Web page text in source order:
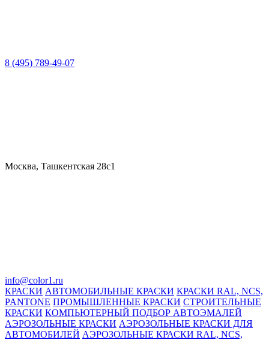
8 (495) 789-49-07
Москва, Ташкентская 28с1
info@color1.ru
КРАСКИ АВТОМОБИЛЬНЫЕ КРАСКИ КРАСКИ RAL, NCS,
PANTONE ПРОМЫШЛЕННЫЕ КРАСКИ СТРОИТЕЛЬНЫЕ
КРАСКИ КОМПЬЮТЕРНЫЙ ПОДБОР АВТОЭМАЛЕЙ
АЭРОЗОЛЬНЫЕ КРАСКИ АЭРОЗОЛЬНЫЕ КРАСКИ ДЛЯ
АВТОМОБИЛЕЙ АЭРОЗОЛЬНЫЕ КРАСКИ RAL, NCS,